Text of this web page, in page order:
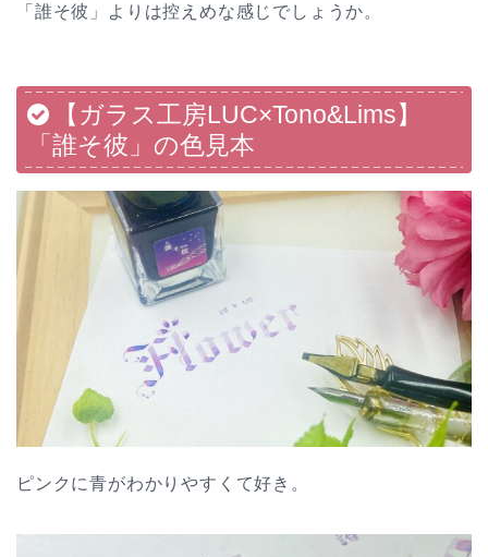
「誰そ彼」よりは控えめな感じでしょうか。
【ガラス工房LUC×Tono&Lims】
「誰そ彼」の色見本
ピンクに青がわかりやすくて好き。